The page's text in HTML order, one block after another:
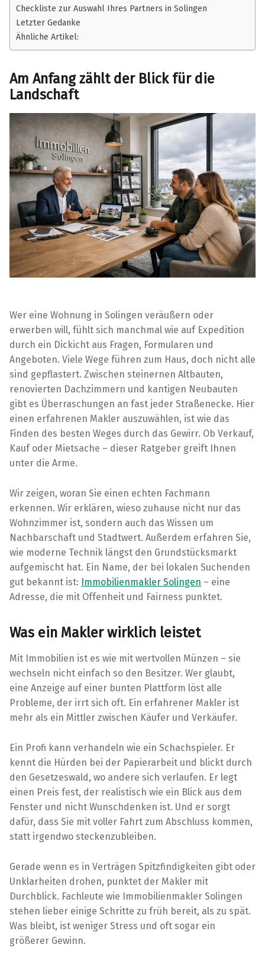
Checkliste zur Auswahl Ihres Partners in Solingen
Letzter Gedanke
Ähnliche Artikel:
Am Anfang zählt der Blick für die
Landschaft
Wer eine Wohnung in Solingen veräußern oder
erwerben will, fühlt sich manchmal wie auf Expedition
durch ein Dickicht aus Fragen, Formularen und
Angeboten. Viele Wege führen zum Haus, doch nicht alle
sind gepflastert. Zwischen steinernen Altbauten,
renovierten Dachzimmern und kantigen Neubauten
gibt es Überraschungen an fast jeder Straßenecke. Hier
einen erfahrenen Makler auszuwählen, ist wie das
Finden des besten Weges durch das Gewirr. Ob Verkauf,
Kauf oder Mietsache – dieser Ratgeber greift Ihnen
unter die Arme.
Wir zeigen, woran Sie einen echten Fachmann
erkennen. Wir erklären, wieso zuhause nicht nur das
Wohnzimmer ist, sondern auch das Wissen um
Nachbarschaft und Stadtwert. Außerdem erfahren Sie,
wie moderne Technik längst den Grundstücksmarkt
aufgemischt hat. Ein Name, der bei lokalen Suchenden
gut bekannt ist: Immobilienmakler Solingen – eine
Adresse, die mit Offenheit und Fairness punktet.
Was ein Makler wirklich leistet
Mit Immobilien ist es wie mit wertvollen Münzen – sie
wechseln nicht einfach so den Besitzer. Wer glaubt,
eine Anzeige auf einer bunten Plattform löst alle
Probleme, der irrt sich oft. Ein erfahrener Makler ist
mehr als ein Mittler zwischen Käufer und Verkäufer.
Ein Profi kann verhandeln wie ein Schachspieler. Er
kennt die Hürden bei der Papierarbeit und blickt durch
den Gesetzeswald, wo andere sich verlaufen. Er legt
einen Preis fest, der realistisch wie ein Blick aus dem
Fenster und nicht Wunschdenken ist. Und er sorgt
dafür, dass Sie mit voller Fahrt zum Abschluss kommen,
statt irgendwo steckenzubleiben.
Gerade wenn es in Verträgen Spitzfindigkeiten gibt oder
Unklarheiten drohen, punktet der Makler mit
Durchblick. Fachleute wie Immobilienmakler Solingen
stehen lieber einige Schritte zu früh bereit, als zu spät.
Was bleibt, ist weniger Stress und oft sogar ein
größerer Gewinn.